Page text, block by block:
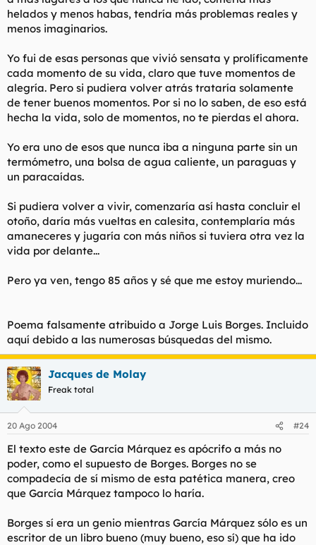
helados y menos habas, tendría más problemas reales y
menos imaginarios.
Yo fui de esas personas que vivió sensata y prolíficamente
cada momento de su vida, claro que tuve momentos de
alegría. Pero si pudiera volver atrás trataría solamente
de tener buenos momentos. Por si no lo saben, de eso está
hecha la vida, solo de momentos, no te pierdas el ahora.
Yo era uno de esos que nunca iba a ninguna parte sin un
termómetro, una bolsa de agua caliente, un paraguas y
un paracaídas.
Si pudiera volver a vivir, comenzaría así hasta concluir el
otoño, daría más vueltas en calesita, contemplaría más
amaneceres y jugaría con más niños si tuviera otra vez la
vida por delante...
Pero ya ven, tengo 85 años y sé que me estoy muriendo...
Poema falsamente atribuido a Jorge Luis Borges. Incluido
aquí debido a las numerosas búsquedas del mismo.
Jacques de Molay
Freak total
20 Ago 2004 #24
El texto este de García Márquez es apócrifo a más no
poder, como el supuesto de Borges. Borges no se
compadecía de sí mismo de esta patética manera, creo
que García Márquez tampoco lo haría.
Borges sí era un genio mientras García Márquez sólo es un
escritor de un libro bueno (muy bueno, eso sí) que ha ido